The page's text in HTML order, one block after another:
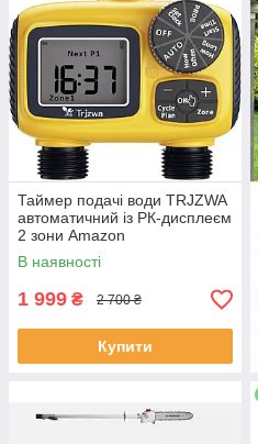
Таймер подачі води TRJZWA
автоматичний із РК-дисплеєм
2 зони Amazon
В наявності
1 999 ₴ 2 700 ₴
Купити